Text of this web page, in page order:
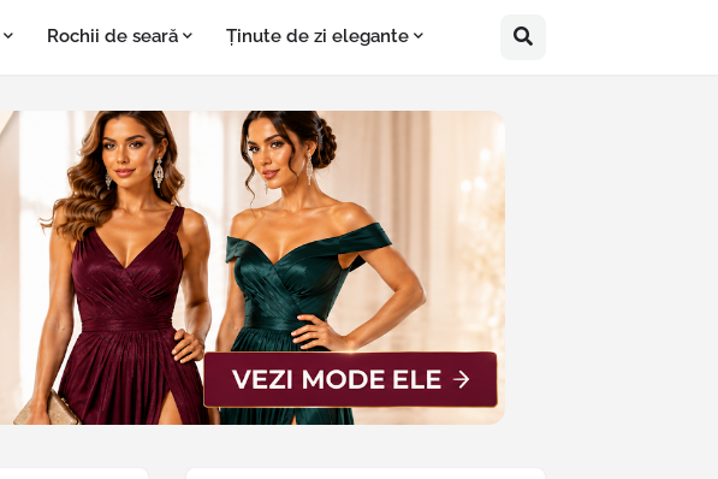
Rochii de seară Ținute de zi elegante